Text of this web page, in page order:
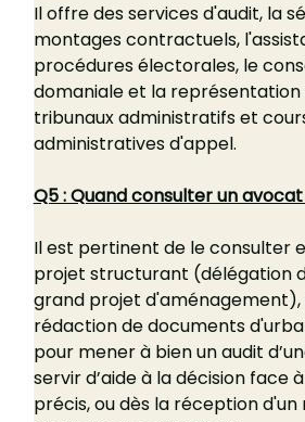
Il offre des services d'audit, la
montages contractuels,
procédures électorales, le
domaniale et la représentation
tribunaux administratifs et
administratives d'appel.
Q5 : Quand consulter un
Il est pertinent de le consulter
projet structurant (délégation
grand projet d'aménagement),
rédaction de documents
pour mener à bien un audit
servir d’aide à la décision face
précis, ou dès la réception d'un